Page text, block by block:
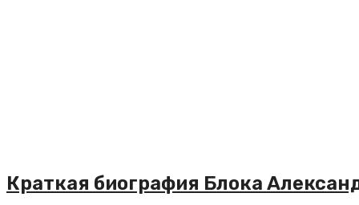
Краткая биография Блока